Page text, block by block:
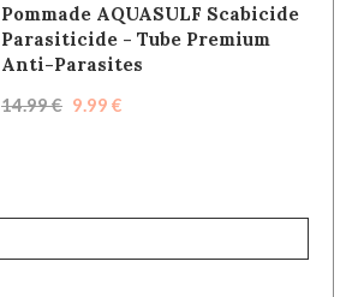
Pommade AQUASULF Scabicide
Parasiticide - Tube Premium
Anti-Parasites
14.99€ 9.99 €